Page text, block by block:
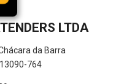
LTDA
da Barra
764